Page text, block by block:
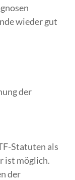
wieder gut
der
Statuten als
ist möglich.
der